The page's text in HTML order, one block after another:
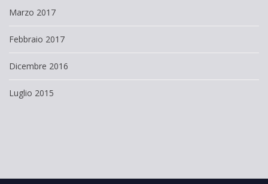
Marzo 2017
Febbraio 2017
Dicembre 2016
Luglio 2015